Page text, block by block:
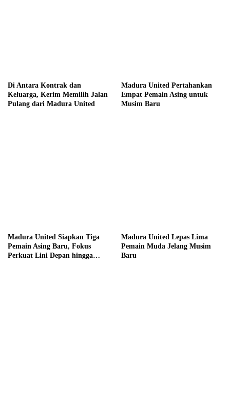
Di Antara Kontrak dan
Keluarga, Kerim Memilih Jalan
Pulang dari Madura United
Madura United Pertahankan
Empat Pemain Asing untuk
Musim Baru
Madura United Siapkan Tiga
Pemain Asing Baru, Fokus
Perkuat Lini Depan hingga
Madura United Lepas Lima
Pemain Muda Jelang Musim
Baru